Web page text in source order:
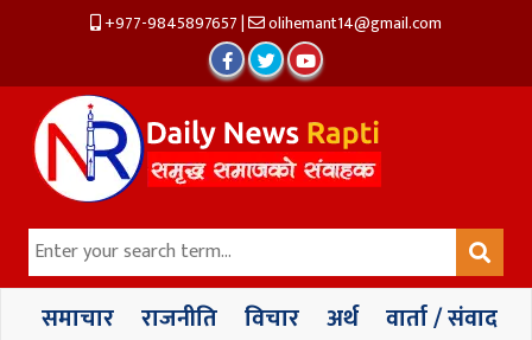
+977-9845897657| olihemant14@gmail.com
समाचार राजनीति विचार अर्थ वार्ता / संवाद